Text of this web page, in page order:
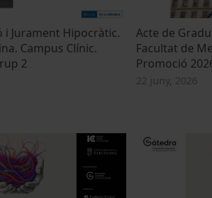
i Jurament Hipocràtic.
Campus Clínic.
2
Acte de
Facultat de
Promoció
22 juny, 2026